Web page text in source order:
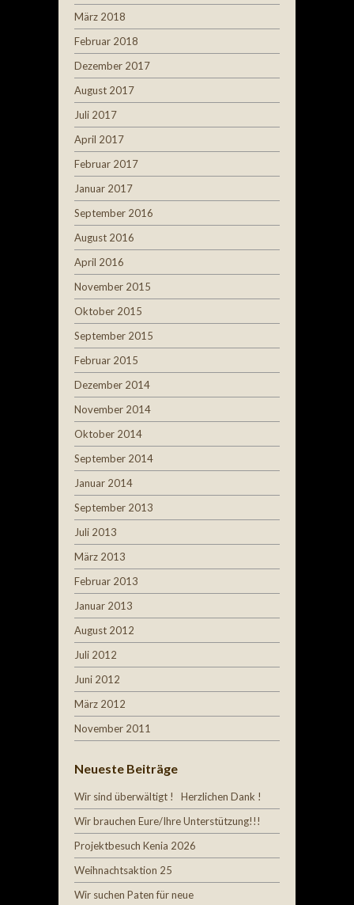
März 2018
Februar 2018
Dezember 2017
August 2017
Juli 2017
April 2017
Februar 2017
Januar 2017
September 2016
August 2016
April 2016
November 2015
Oktober 2015
September 2015
Februar 2015
Dezember 2014
November 2014
Oktober 2014
September 2014
Januar 2014
September 2013
Juli 2013
März 2013
Februar 2013
Januar 2013
August 2012
Juli 2012
Juni 2012
März 2012
November 2011
Neueste Beiträge
Wir sind überwältigt ! Herzlichen Dank !
Wir brauchen Eure/Ihre Unterstützung!!!
Projektbesuch Kenia 2026
Weihnachtsaktion 25
Wir suchen Paten für neue